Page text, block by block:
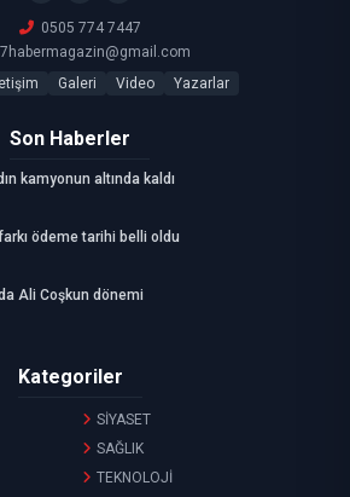
0505 774 7447
Galeri Video Yazarlar
Son Haberler
kamyonun altında kaldı
ödeme tarihi belli oldu
Ali Coşkun dönemi
Kategoriler
SİYASET
SAĞLIK
TEKNOLOJİ